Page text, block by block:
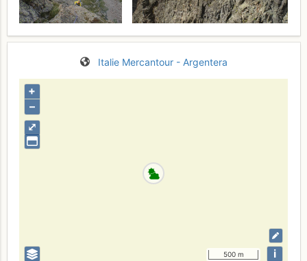
Italie Mercantour - Argentera
⤢
+
–
500 m i